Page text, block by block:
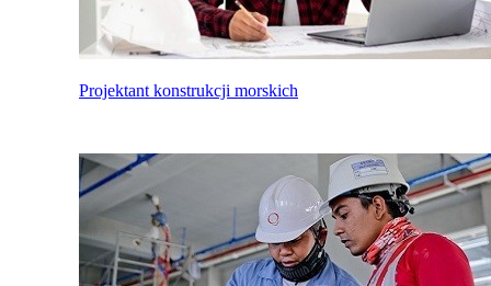
Projektant konstrukcji morskich